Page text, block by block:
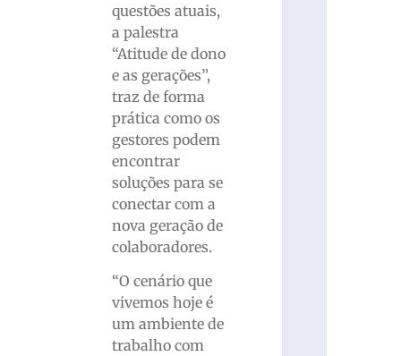
questões atuais,
a palestra
“Atitude de dono
e as gerações”,
traz de forma
prática como os
gestores podem
encontrar
soluções para se
conectar com a
nova geração de
colaboradores.
“O cenário que
vivemos hoje é
um ambiente de
trabalho com